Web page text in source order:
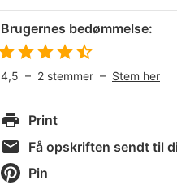
Brugernes bedømmelse:
4,5 – 2 stemmer – Stem her
Print
Få opskriften sendt til
Pin